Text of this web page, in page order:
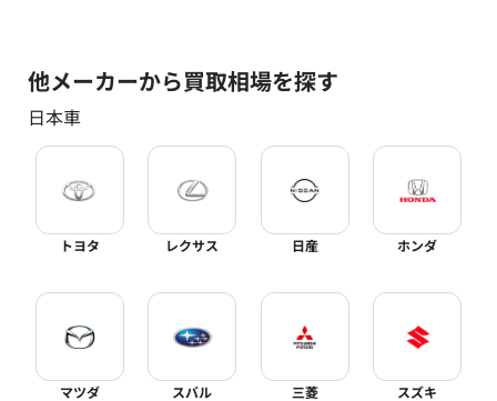
他メーカーから買取相場を探す
日本車
トヨタ レクサス 日産 ホンダ
マツダ スバル 三菱 スズキ